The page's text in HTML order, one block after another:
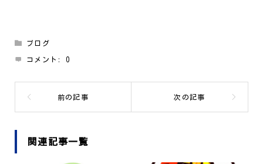
ブログ
コメント:0
関連記事一覧